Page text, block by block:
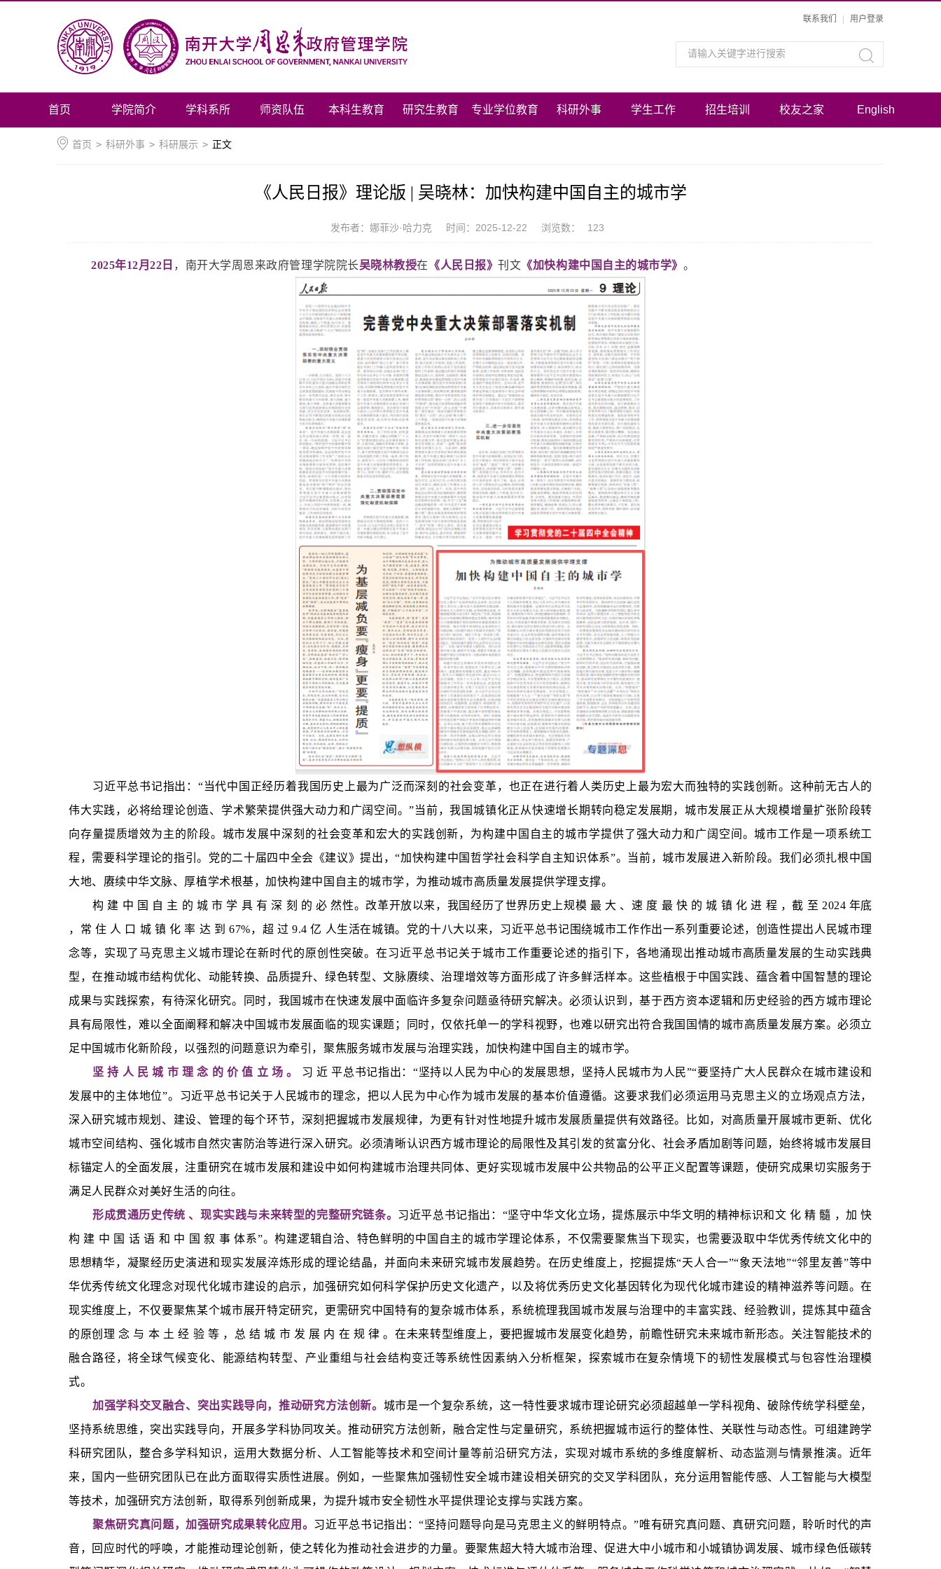
联系我们 用户登录
首页 学院简介 学科系所 师资队伍 本科生教育 研究生教育 专业学位教育 科研外事 学生工作 招生培训 校友之家 English
首页 > 科研外事 > 科研展示 > 正文
《人民日报》理论版 | 吴晓林：加快构建中国自主的城市学
发布者：娜菲沙·哈力克 时间：2025-12-22 浏览数： 123
2025年12月22日 ，南开大学周恩来政府管理学院院长吴晓林教授在 《人民日报》刊文 《加快构建中国自主的城市学》 。
习近平总书记指出：“当代中国正经历着我国历史上最为广泛而深刻的社会变革，也正在进行着人类历史上最为宏大而独特的实践创新。这种前无古人的
伟大实践，必将给理论创造、学术繁荣提供强大动力和广阔空间。”当前，我国城镇化正从快速增长期转向稳定发展期，城市发展正从大规模增量扩张阶段转
向存量提质增效为主的阶段。城市发展中深刻的社会变革和宏大的实践创新，为构建中国自主的城市学提供了强大动力和广阔空间。城市工作是一项系统工
程，需要科学理论的指引。党的二十届四中全会《建议》提出，“加快构建中国哲学社会科学自主知识体系”。当前，城市发展进入新阶段。我们必须扎根中国
大地、赓续中华文脉、厚植学术根基，加快构建中国自主的城市学，为推动城市高质量发展提供学理支撑。
构 建 中 国 自 主 的 城 市 学 具 有 深 刻 的 必 然性。改革开放以来，我国经历了世界历史上规模 最 大 、速 度 最 快 的 城 镇 化 进 程 ，截 至 2024 年底
，常 住 人 口 城 镇 化 率 达 到 67%，超 过 9.4 亿 人生活在城镇。党的十八大以来，习近平总书记围绕城市工作作出一系列重要论述，创造性提出人民城市理
念等，实现了马克思主义城市理论在新时代的原创性突破。在习近平总书记关于城市工作重要论述的指引下，各地涌现出推动城市高质量发展的生动实践典
型，在推动城市结构优化、动能转换、品质提升、绿色转型、文脉赓续、治理增效等方面形成了许多鲜活样本。这些植根于中国实践、蕴含着中国智慧的理论
成果与实践探索，有待深化研究。同时，我国城市在快速发展中面临许多复杂问题亟待研究解决。必须认识到，基于西方资本逻辑和历史经验的西方城市理论
具有局限性，难以全面阐释和解决中国城市发展面临的现实课题；同时，仅依托单一的学科视野，也难以研究出符合我国国情的城市高质量发展方案。必须立
足中国城市化新阶段，以强烈的问题意识为牵引，聚焦服务城市发展与治理实践，加快构建中国自主的城市学。
坚 持 人 民 城 市 理 念 的 价 值 立 场 。
习 近 平总书记指出：“坚持以人民为中心的发展思想，坚持人民城市为人民”“要坚持广大人民群众在城市建设和
发展中的主体地位”。习近平总书记关于人民城市的理念，把以人民为中心作为城市发展的基本价值遵循。这要求我们必须运用马克思主义的立场观点方法，
深入研究城市规划、建设、管理的每个环节，深刻把握城市发展规律，为更有针对性地提升城市发展质量提供有效路径。比如，对高质量开展城市更新、优化
城市空间结构、强化城市自然灾害防治等进行深入研究。必须清晰认识西方城市理论的局限性及其引发的贫富分化、社会矛盾加剧等问题，始终将城市发展目
标锚定人的全面发展，注重研究在城市发展和建设中如何构建城市治理共同体、更好实现城市发展中公共物品的公平正义配置等课题，使研究成果切实服务于
满足人民群众对美好生活的向往。
形成贯通历史传统 、现实实践与未来转型的完整研究链条。 习近平总书记指出：“坚守中华文化立场，提炼展示中华文明的精神标识和文 化 精 髓 ，加 快
构 建 中 国 话 语 和 中 国 叙 事 体系”。构建逻辑自洽、特色鲜明的中国自主的城市学理论体系，不仅需要聚焦当下现实，也需要汲取中华优秀传统文化中的
思想精华，凝聚经历史演进和现实发展淬炼形成的理论结晶，并面向未来研究城市发展趋势。在历史维度上，挖掘提炼“天人合一”“象天法地”“邻里友善”等中
华优秀传统文化理念对现代化城市建设的启示，加强研究如何科学保护历史文化遗产，以及将优秀历史文化基因转化为现代化城市建设的精神滋养等问题。在
现实维度上，不仅要聚焦某个城市展开特定研究，更需研究中国特有的复杂城市体系，系统梳理我国城市发展与治理中的丰富实践、经验教训，提炼其中蕴含
的原创理 念 与 本 土 经 验 等 ，总 结 城 市 发 展 内 在 规 律 。在未来转型维度上，要把握城市发展变化趋势，前瞻性研究未来城市新形态。关注智能技术的
融合路径，将全球气候变化、能源结构转型、产业重组与社会结构变迁等系统性因素纳入分析框架，探索城市在复杂情境下的韧性发展模式与包容性治理模
式。
加强学科交叉融合、突出实践导向，推动研究方法创新。 城市是一个复杂系统，这一特性要求城市理论研究必须超越单一学科视角、破除传统学科壁垒，
坚持系统思维，突出实践导向，开展多学科协同攻关。推动研究方法创新，融合定性与定量研究，系统把握城市运行的整体性、关联性与动态性。可组建跨学
科研究团队，整合多学科知识，运用大数据分析、人工智能等技术和空间计量等前沿研究方法，实现对城市系统的多维度解析、动态监测与情景推演。近年
来，国内一些研究团队已在此方面取得实质性进展。例如，一些聚焦加强韧性安全城市建设相关研究的交叉学科团队，充分运用智能传感、人工智能与大模型
等技术，加强研究方法创新，取得系列创新成果，为提升城市安全韧性水平提供理论支撑与实践方案。
聚焦研究真问题，加强研究成果转化应用。 习近平总书记指出：“坚持问题导向是马克思主义的鲜明特点。”唯有研究真问题、真研究问题，聆听时代的声
音，回应时代的呼唤，才能推动理论创新，使之转化为推动社会进步的力量。要聚焦超大特大城市治理、促进大中小城市和小城镇协调发展、城市绿色低碳转